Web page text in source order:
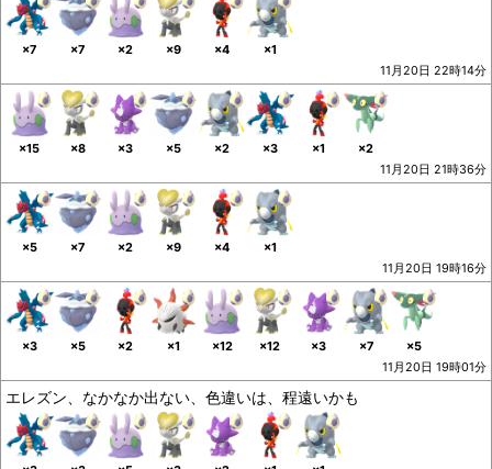
×7 ×7 ×2 ×9 ×4
×1
11月20日 22時14分
×15 ×8 ×3 ×5 ×2 ×3 ×1
×2
11月20日 21時36分
×5 ×7 ×2 ×9 ×4
×1
11月20日 19時16分
×3 ×5 ×2 ×1 ×12 ×12 ×3 ×7
×5
11月20日 19時01分
エレズン、なかなか出ない、色違いは、程遠いかも